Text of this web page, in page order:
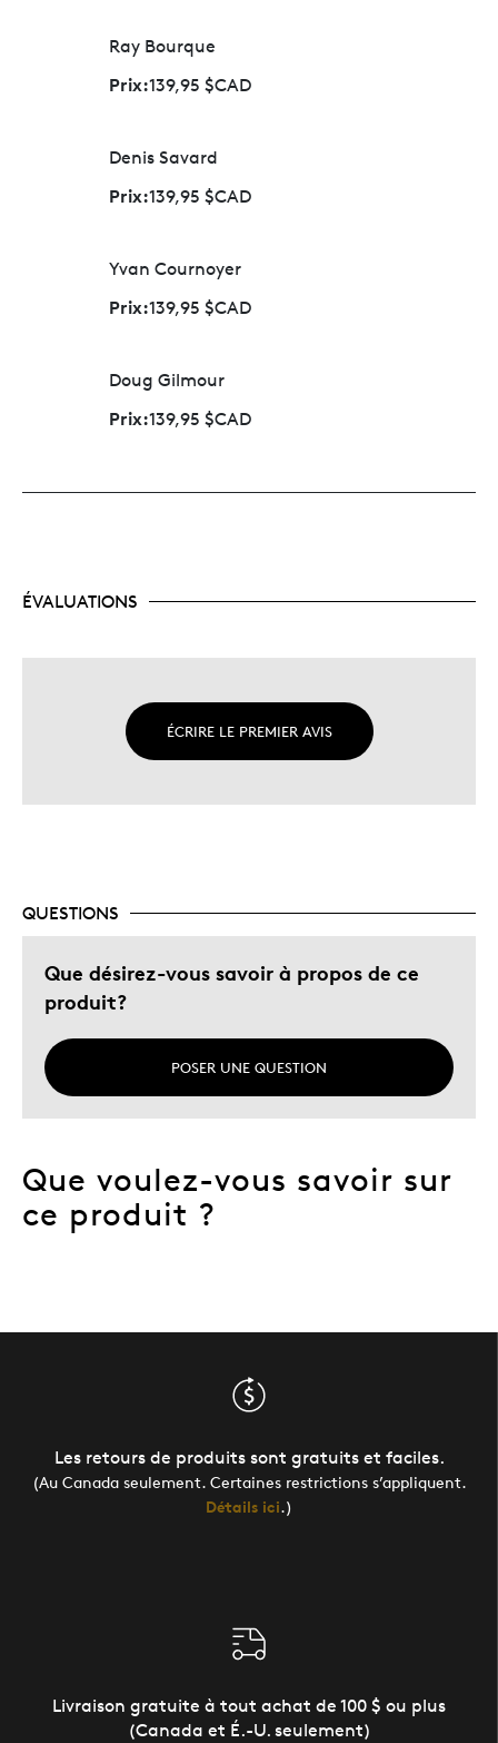
Ray Bourque
Prix:139,95 $CAD
Denis Savard
Prix:139,95 $CAD
Yvan Cournoyer
Prix:139,95 $CAD
Doug Gilmour
Prix:139,95 $CAD
ÉVALUATIONS
ÉCRIRE LE PREMIER AVIS
QUESTIONS
Que désirez-vous savoir à propos de ce
produit?
POSER UNE QUESTION
Que voulez-vous savoir sur
ce produit ?
Les retours de produits sont gratuits et faciles.
(Au Canada seulement. Certaines restrictions s’appliquent.
Détails ici.)
Livraison gratuite à tout achat de 100 $ ou plus
(Canada et É.-U. seulement)